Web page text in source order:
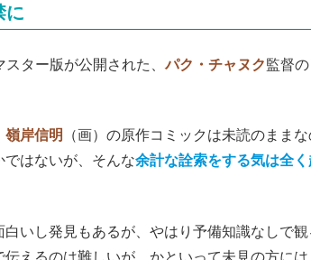
に
スター版が公開された、パク・チャヌク監督の
嶺岸信明
（画）の原作コミックは未読のまま
ではないが、そんな余計な詮索をする気は全
白いし発見もあるが、やはり予備知識なしで
伝えるのは難しいが、かといって未見の方に